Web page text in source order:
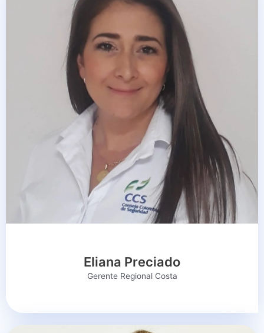
Eliana Preciado
Gerente Regional Costa